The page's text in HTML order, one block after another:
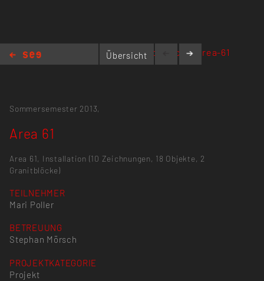
Übersicht
www.maripoller.com/area-61
Sommersemester 2013,
Area 61
Area 61, Installation (10 Zeichnungen, 18 Objekte, 2
Granitblöcke)
TEILNEHMER
Mari Poller
BETREUUNG
Stephan Mörsch
PROJEKTKATEGORIE
Projekt